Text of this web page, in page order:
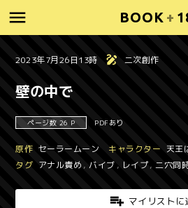
BOOK +
2023年7月26日13時 二次創作
壁の中で
ページ数 26 P PDFあり
原作 セーラームーン キャラクター 天王
タグ アナル責め ,バイブ , レイプ,二穴同
マイリストに